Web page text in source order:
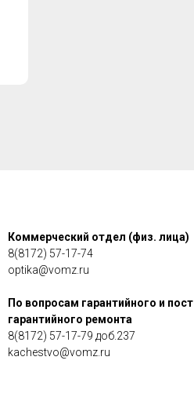
Коммерческий отдел (физ. лица)
8(8172) 57-17-74
optika@vomz.ru
По вопросам гарантийного и пост
гарантийного ремонта
8(8172) 57-17-79 доб.237
kachestvo@vomz.ru